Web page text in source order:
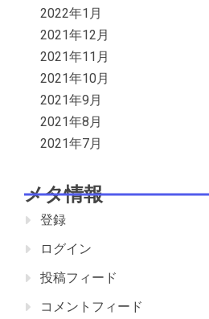
2022年1月
2021年12月
2021年11月
2021年10月
2021年9月
2021年8月
2021年7月
メタ情報
登録
ログイン
投稿フィード
コメントフィード